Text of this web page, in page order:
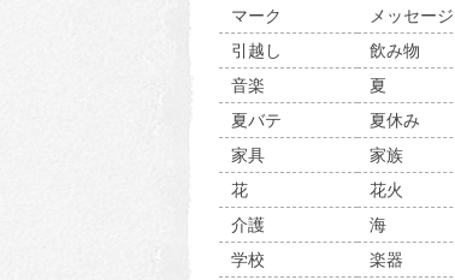
マーク
メッセージ
引越し
飲み物
音楽
夏
夏バテ
夏休み
家具
家族
花
花火
介護
海
学校
楽器